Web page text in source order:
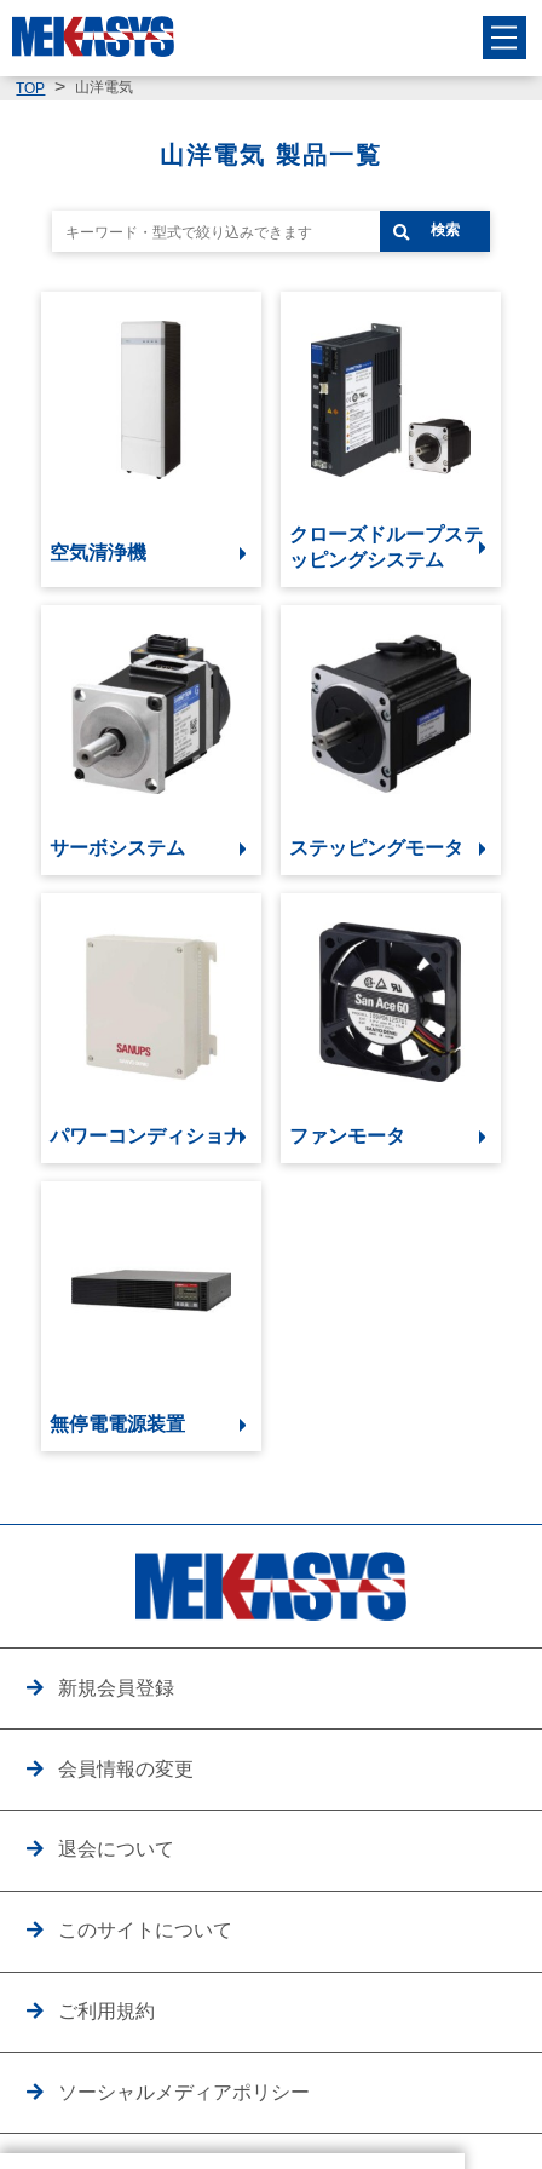
TOP 山洋電気
山洋電気 製品一覧
検索
空気清浄機
クローズドループステ
ッピングシステム
サーボシステム ステッピングモータ
パワーコンディショナ ファンモータ
無停電電源装置
新規会員登録
会員情報の変更
退会について
このサイトについて
ご利用規約
ソーシャルメディアポリシー